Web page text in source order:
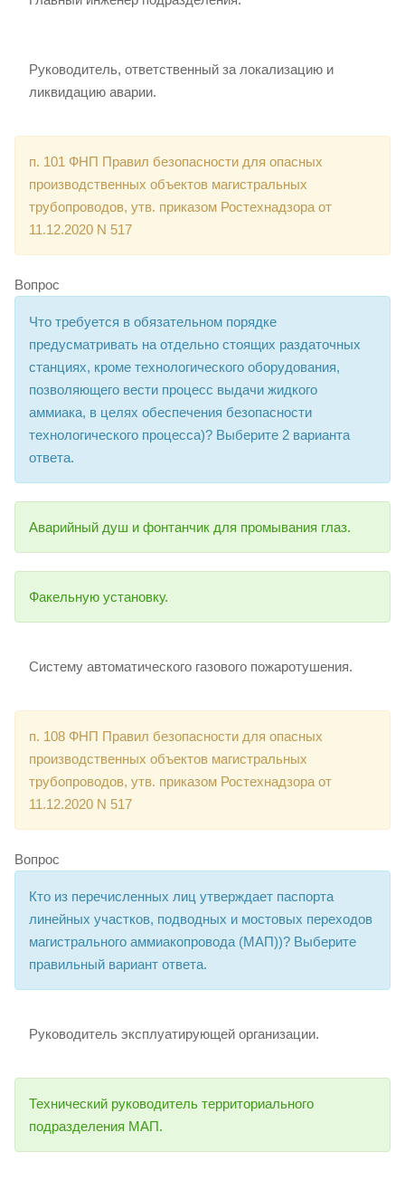
Руководитель, ответственный за локализацию и
ликвидацию аварии.
п. 101 ФНП Правил безопасности для опасных
производственных объектов магистральных
трубопроводов, утв. приказом Ростехнадзора от
11.12.2020 N 517
Вопрос
Что требуется в обязательном порядке
предусматривать на отдельно стоящих раздаточных
станциях, кроме технологического оборудования,
позволяющего вести процесс выдачи жидкого
аммиака, в целях обеспечения безопасности
технологического процесса)? Выберите 2 варианта
ответа.
Аварийный душ и фонтанчик для промывания глаз.
Факельную установку.
Систему автоматического газового пожаротушения.
п. 108 ФНП Правил безопасности для опасных
производственных объектов магистральных
трубопроводов, утв. приказом Ростехнадзора от
11.12.2020 N 517
Вопрос
Кто из перечисленных лиц утверждает паспорта
линейных участков, подводных и мостовых переходов
магистрального аммиакопровода (МАП))? Выберите
правильный вариант ответа.
Руководитель эксплуатирующей организации.
Технический руководитель территориального
подразделения МАП.